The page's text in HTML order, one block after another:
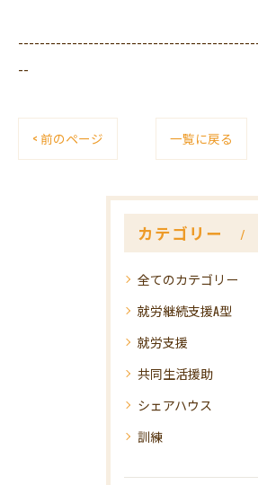
--
< 前のページ 一覧に戻る
カテゴリー
全てのカテゴリー
就労継続支援A型
就労支援
共同生活援助
シェアハウス
訓練